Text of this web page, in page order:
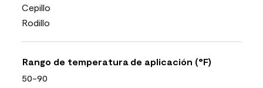
Cepillo
Rodillo
Rango de temperatura de aplicación (°F)
50-90